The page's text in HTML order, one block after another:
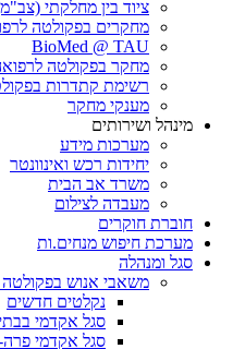
ציוד בין מחלקתי
מחקרים בפקולטה
BioMed @ TAU
מחקר בפקולטה
רשימת קתדרות
מענקי מחקר
מינהל ושירותים
מערכות מידע
יחידות רכש ואינוונטר
משרד אב הבית
מעבדה לצילום
חוברת חוקרים
מערכת חיפוש מנחים.ות
סגל ומנהלה
משאבי אנוש
נקלטים חדשים
סגל אקדמי
סגל אקדמי פרה-